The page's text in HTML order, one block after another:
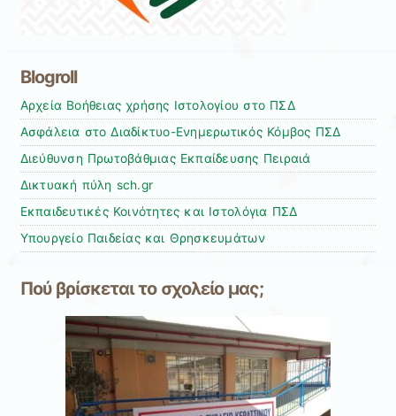
Blogroll
Αρχεία Βοήθειας χρήσης Ιστολογίου στο ΠΣΔ
Ασφάλεια στο Διαδίκτυο-Ενημερωτικός Κόμβος ΠΣΔ
Διεύθυνση Πρωτοβάθμιας Εκπαίδευσης Πειραιά
Δικτυακή πύλη sch.gr
Εκπαιδευτικές Κοινότητες και Ιστολόγια ΠΣΔ
Υπουργείο Παιδείας και Θρησκευμάτων
Πού βρίσκεται το σχολείο μας;